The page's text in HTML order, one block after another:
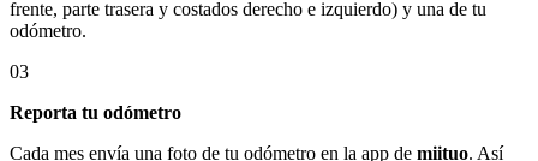
frente, parte trasera y costados derecho e izquierdo) y una de tu
odómetro.
03
Reporta tu odómetro
Cada mes envía una foto de tu odómetro en la app de miituo. Así